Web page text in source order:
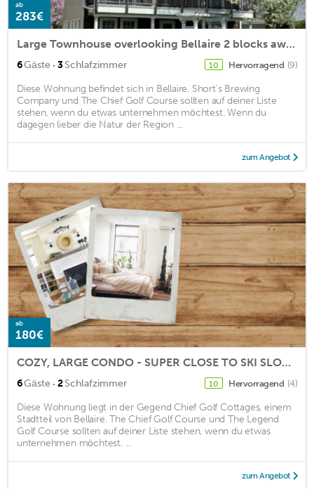
ab
283€
Large Townhouse overlooking Bellaire 2 blocks away
6Gäste · 3Schlafzimmer 10 Hervorragend (9)
Diese Wohnung befindet sich in Bellaire. Short's Brewing
Company und The Chief Golf Course sollten auf deiner Liste
stehen, wenn du etwas unternehmen möchtest. Wenn du
dagegen lieber die Natur der Region ...
zum Angebot
ab
180€
COZY, LARGE CONDO - SUPER CLOSE TO SKI SLOPES
6Gäste · 2Schlafzimmer 10 Hervorragend (4)
Diese Wohnung liegt in der Gegend Chief Golf Cottages, einem
Stadtteil von Bellaire. The Chief Golf Course und The Legend
Golf Course sollten auf deiner Liste stehen, wenn du etwas
unternehmen möchtest. ...
zum Angebot